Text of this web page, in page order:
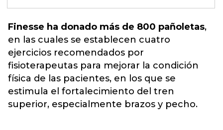
Finesse ha donado más de 800 pañoletas,
en las cuales se establecen cuatro
ejercicios recomendados por
fisioterapeutas para mejorar la condición
física de las pacientes, en los que se
estimula el fortalecimiento del tren
superior, especialmente brazos y pecho.